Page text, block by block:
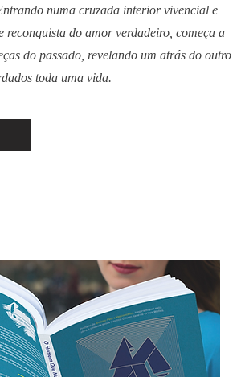
numa cruzada interior vivencial e
reconquista do amor verdadeiro, começa a
do passado, revelando um atrás do outro
toda uma vida.